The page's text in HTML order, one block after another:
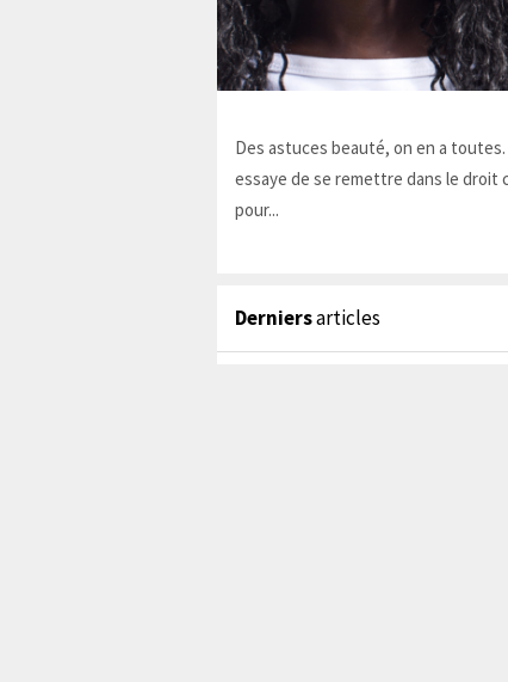
Des astuces beauté, on en a
essaye de se remettre dans le droit
pour...
Derniersarticles